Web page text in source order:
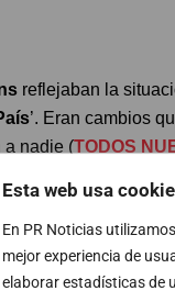
Esta web usa
En PR Noticias
mejor experiencia de
elaborar estadísticas de
reflejaban la
’. Eran cambios
a nadie (TODOS